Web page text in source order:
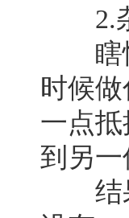
2.杂
瞎忙
时候
一点
到另一
结果